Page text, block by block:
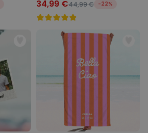
34,99 €44,99 € -22%